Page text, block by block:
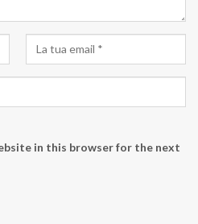
in this browser for the next